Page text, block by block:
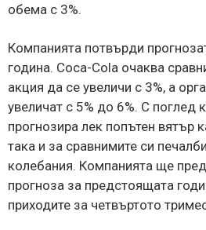
обема с 3%.
Компанията потвърди
година. Coca-Cola очаква
акция да се увеличи с 3%, а
увеличат с 5% до 6%. С поглед
прогнозира лек попътен вятър
така и за сравнимите си
колебания. Компанията ще
прогноза за предстоящата
приходите за четвъртото